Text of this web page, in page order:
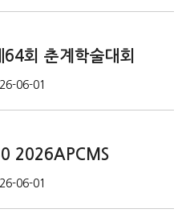
회 춘계학술대회
06-01
2026APCMS
06-01